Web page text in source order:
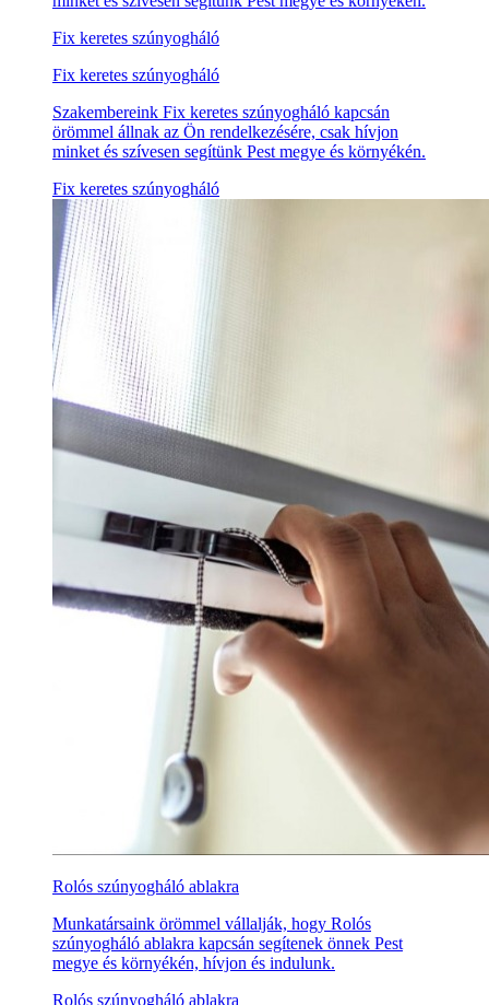
Fix keretes szúnyogháló
Fix keretes szúnyogháló
Szakembereink Fix keretes szúnyogháló kapcsán
örömmel állnak az Ön rendelkezésére, csak hívjon
minket és szívesen segítünk Pest megye és környékén.
Fix keretes szúnyogháló
Rolós szúnyogháló ablakra
Munkatársaink örömmel vállalják, hogy Rolós
szúnyogháló ablakra kapcsán segítenek önnek Pest
megye és környékén, hívjon és indulunk.
Rolós szúnyogháló ablakra